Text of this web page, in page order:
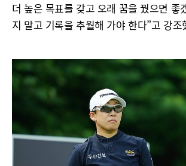
더 높은 목표를 갖고 오래 꿈을 꿨으면 좋
지 말고 기록을 추월해 가야 한다”고 강조